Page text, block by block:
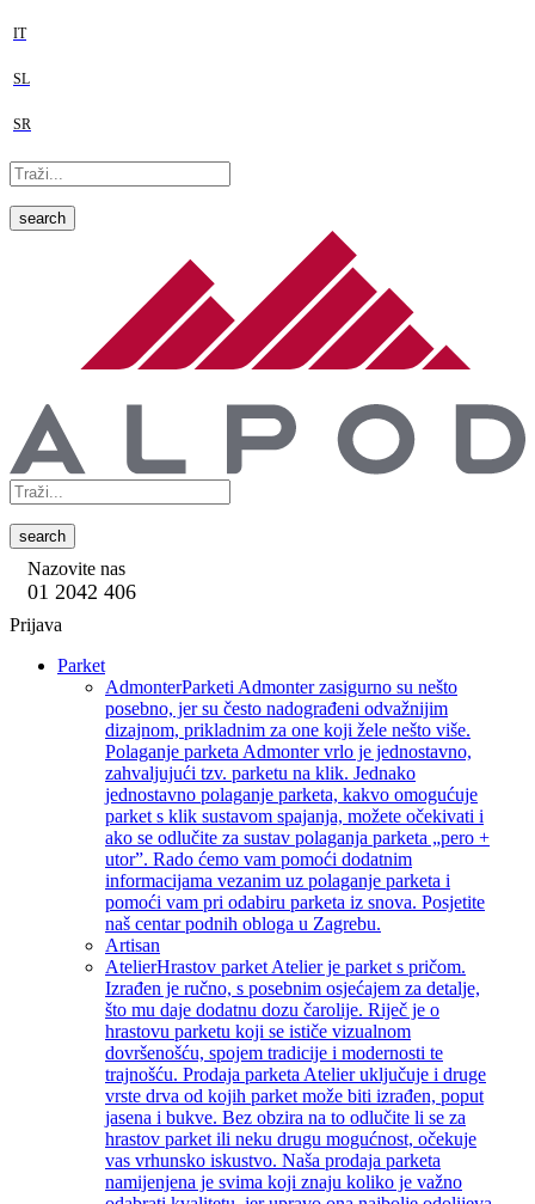
IT
SL
SR
search
search
Nazovite nas
01 2042 406
Prijava
Parket
AdmonterParketi Admonter zasigurno su nešto
posebno, jer su često nadograđeni odvažnijim
dizajnom, prikladnim za one koji žele nešto više.
Polaganje parketa Admonter vrlo je jednostavno,
zahvaljujući tzv. parketu na klik. Jednako
jednostavno polaganje parketa, kakvo omogućuje
parket s klik sustavom spajanja, možete očekivati i
ako se odlučite za sustav polaganja parketa „pero +
utor”. Rado ćemo vam pomoći dodatnim
informacijama vezanim uz polaganje parketa i
pomoći vam pri odabiru parketa iz snova. Posjetite
naš centar podnih obloga u Zagrebu.
Artisan
AtelierHrastov parket Atelier je parket s pričom.
Izrađen je ručno, s posebnim osjećajem za detalje,
što mu daje dodatnu dozu čarolije. Riječ je o
hrastovu parketu koji se ističe vizualnom
dovršenošću, spojem tradicije i modernosti te
trajnošću. Prodaja parketa Atelier uključuje i druge
vrste drva od kojih parket može biti izrađen, poput
jasena i bukve. Bez obzira na to odlučite li se za
hrastov parket ili neku drugu mogućnost, očekuje
vas vrhunsko iskustvo. Naša prodaja parketa
namijenjena je svima koji znaju koliko je važno